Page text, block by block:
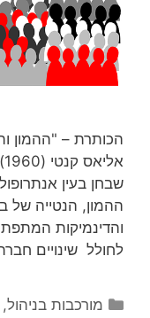
הכותרת – "ההמון
שבחן בעין
ההמון, הנטייה של
והדינמיקות
לחולל שינויים
קטגוריות
מורכבות בניהול